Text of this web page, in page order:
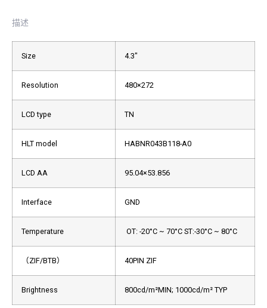
描述
Size 4.3″
Resolution 480×272
LCD type TN
HLT model HABNR043B118-A0
LCD AA 95.04×53.856
Interface GND
Temperature OT: -20°C ~ 70°C ST:-30°C ~ 80°C
（ZIF/BTB） 40PIN ZIF
Brightness 800cd/m²MIN; 1000cd/m² TYP